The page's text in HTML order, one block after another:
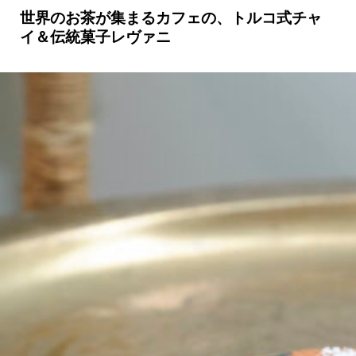
カレーが好き
今月の京みやげ
京都の書店
CULTURE
すべて
世界のお茶が集まるカフェの、トルコ式チャ
イ＆伝統菓子レヴァニ